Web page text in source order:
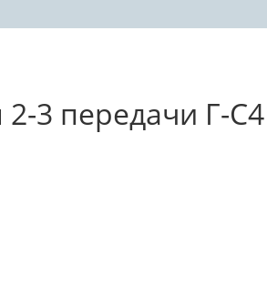
3 передачи Г-